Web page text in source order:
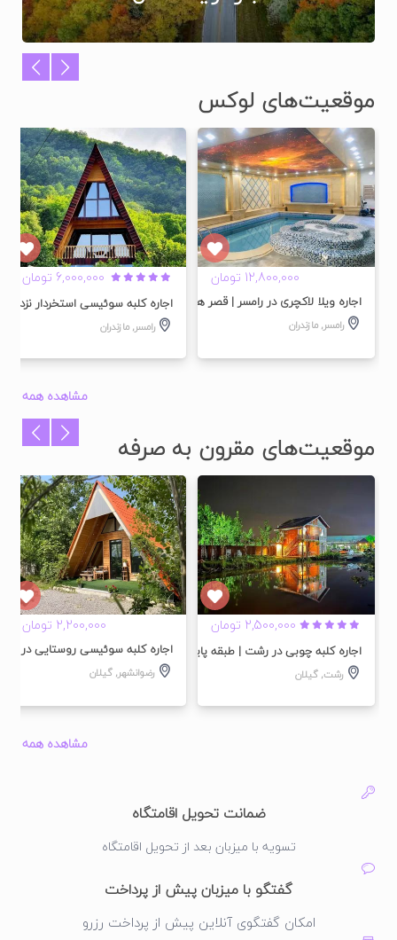
موقعیت‌های لوکس
12,800,000 تومان
اجاره ویلا لاکچری در رامسر | قصر هدیش
رامسر,مازندران
6,000,000 تومان
تایید شده
اجاره کلبه سوئیسی استخردار
رامسر, مازندران
تایید شده
مشاهده همه
موقعیت‌های مقرون به صرفه
2,500,000 تومان
اجاره کلبه چوبی در رشت | طبقه پایین
رشت,گیلان
2,200,000 تومان
تایید شده
اجاره کلبه سوئیسی روستایی در
رضوانشهر, گیلان
تایید شده
مشاهده همه
ضمانت تحویل اقامتگاه
تسویه با میزبان بعد از تحویل اقامتگاه
گفتگو با میزبان پیش از پرداخت
امکان گفتگوی آنلاین پیش از پرداخت رزرو